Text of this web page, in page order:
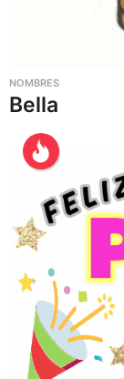
NOMBRES
Bella